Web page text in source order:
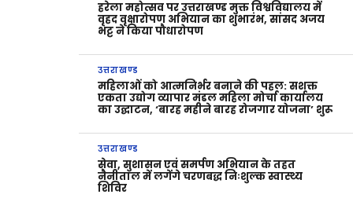
हरेला महोत्सव पर उत्तराखण्ड मुक्त विश्वविद्यालय में
वृहद वृक्षारोपण अभियान का शुभारंभ, सांसद अजय
भट्ट ने किया पौधारोपण
उत्तराखण्ड
महिलाओं को आत्मनिर्भर बनाने की पहल: सशक्त
एकता उद्योग व्यापार मंडल महिला मोर्चा कार्यालय
का उद्घाटन, ‘बारह महीने बारह रोजगार योजना’ शुरू
उत्तराखण्ड
सेवा, सुशासन एवं समर्पण अभियान के तहत
नैनीताल में लगेंगे चरणबद्ध निःशुल्क स्वास्थ्य
शिविर